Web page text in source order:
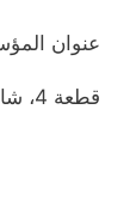
عنوان
قطعة 4، شارع عبدالله فهد اللافي ، المجمع الحكومي.